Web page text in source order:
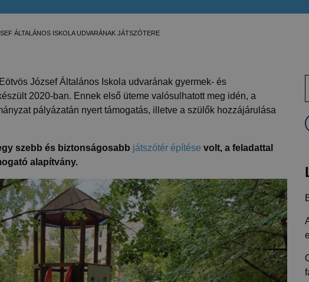
ÁLTALÁNOS ISKOLA UDVARÁNAK JÁTSZÓTERE
József Általános Iskola udvarának gyermek- és
2020-ban. Ennek első üteme valósulhatott meg idén, a
pályázatán nyert támogatás, illetve a szülők hozzájárulása
szebb és biztonságosabb játszótér építése volt, a feladattal
alapítvány.